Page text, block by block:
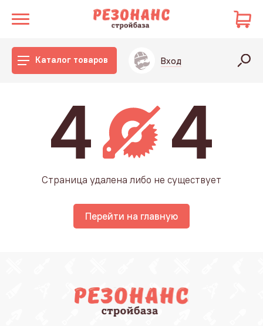
Каталог товаров Вход
Страница удалена либо не существует
Перейти на главную